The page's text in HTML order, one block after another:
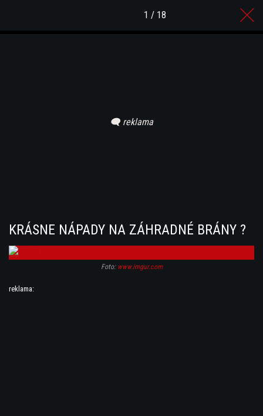
1 / 18
KRÁSNE NÁPADY NA ZÁHRADNÉ BRÁNY ?
Foto: www.imgur.com
reklama: